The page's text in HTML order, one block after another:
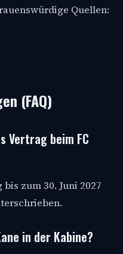
Quellen:
(FAQ)
Vertrag beim FC
zum 30. Juni 2027
in der Kabine?